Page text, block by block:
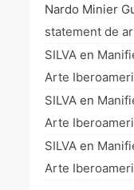
La
Nardo Minier
statement de
SILVA en
Arte
SILVA en
Arte
SILVA en
Arte